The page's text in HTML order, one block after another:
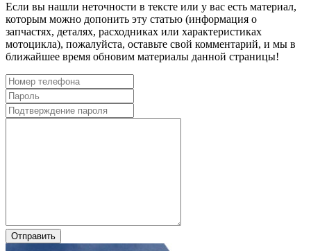
Если вы нашли неточности в тексте или у вас есть материал,
которым можно допонить эту статью (информация о
запчастях, деталях, расходниках или характеристиках
мотоцикла), пожалуйста, оставьте свой комментарий, и мы в
ближайшее время обновим материалы данной страницы!
Отправить